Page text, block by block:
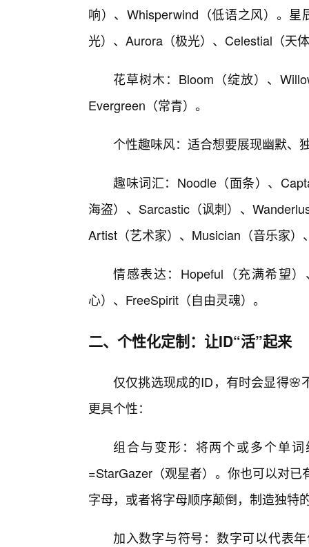
响）、Whisperwind（低语之风）。
光）、Aurora（极光）、Celestial（天
花草树木：Bloom（绽放）、
Evergreen（常青）。
个性趣味风：适合想要展现幽默、
趣味词汇：Noodle（面条）、
海盗）、Sarcastic（讽刺）、
Artist（艺术家）、Musician（音乐家
情感表达：Hopeful（充满希望
心）、FreeSpirit（自由灵魂）。
二、个性化定制：让ID“活”起来
仅仅挑选现成的ID，有时会显得🌸
更具个性：
组合与变形：将两个或多个单词
=StarGazer（观星者）。你也可以对已
字母，或者将字母顺序颠倒，制造独特
加入数字与符号：数字可以代表